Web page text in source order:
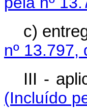
c)
nº 13.797,
III -
(Incluído